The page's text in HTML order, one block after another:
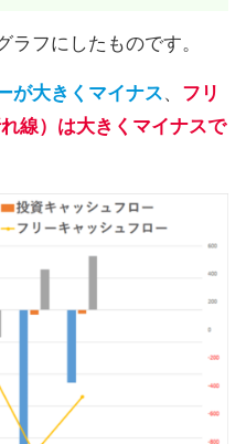
ラフにしたものです。
が大きくマイナス、 フリ
線）は大きくマイナスで